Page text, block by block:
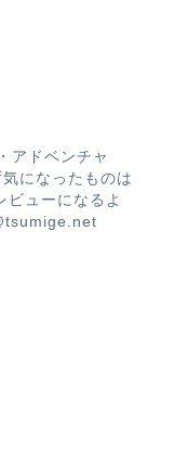
アドベンチャ
になったものは
ビューになるよ